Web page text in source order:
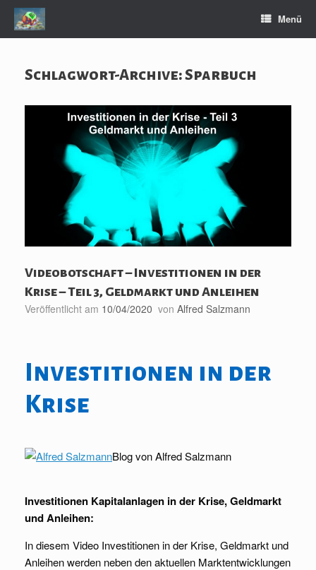
Zum
Inhalt
springen
Menü
Schlagwort-Archive:Sparbuch
Videobotschaft – Investitionen in der
Krise – Teil 3, Geldmarkt und Anleihen
Veröffentlicht am 10/04/2020 von Alfred Salzmann
Investitionen in der
Krise
Blog von Alfred Salzmann
Investitionen Kapitalanlagen in der Krise,Geldmarkt
und Anleihen:
In diesem Video Investitionen in der Krise, Geldmarkt und
Anleihen werden neben den aktuellen Marktentwicklungen